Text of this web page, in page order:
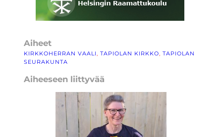
Aiheet
KIRKKOHERRAN VAALI, TAPIOLAN KIRKKO, TAPIOLAN
SEURAKUNTA
Aiheeseen liittyvää